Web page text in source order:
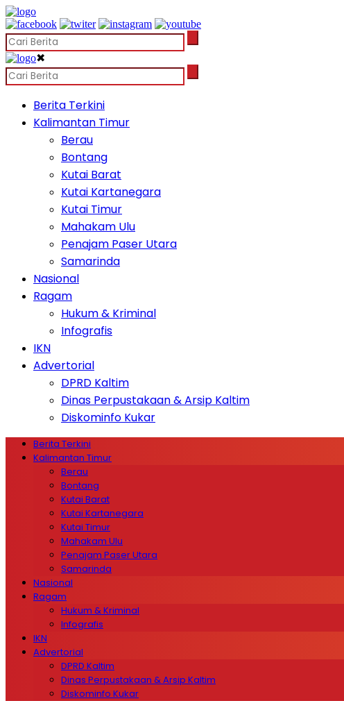
✖
Berita Terkini
Kalimantan Timur
Berau
Bontang
Kutai Barat
Kutai Kartanegara
Kutai Timur
Mahakam Ulu
Penajam Paser Utara
Samarinda
Nasional
Ragam
Hukum & Kriminal
Infografis
IKN
Advertorial
DPRD Kaltim
Dinas Perpustakaan & Arsip Kaltim
Diskominfo Kukar
Berita Terkini
Kalimantan Timur
Berau
Bontang
Kutai Barat
Kutai Kartanegara
Kutai Timur
Mahakam Ulu
Penajam Paser Utara
Samarinda
Nasional
Ragam
Hukum & Kriminal
Infografis
IKN
Advertorial
DPRD Kaltim
Dinas Perpustakaan & Arsip Kaltim
Diskominfo Kukar